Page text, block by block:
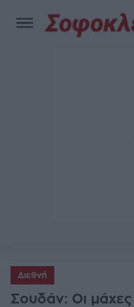
Διεθνή
Σουδάν: Οι μάχες